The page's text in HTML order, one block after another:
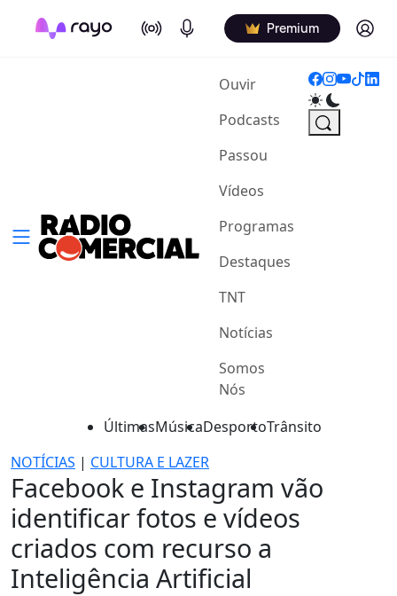
On Air Podcasts Premium Log in
Ouvir(current)
Podcasts
Passou
Vídeos
Programas
Destaques
TNT
Notícias
Somos
Nós
ÚltimasMúsicaDesportoTrânsito
NOTÍCIAS | CULTURA E LAZER
Facebook e Instagram vão
identificar fotos e vídeos
criados com recurso a
Inteligência Artificial